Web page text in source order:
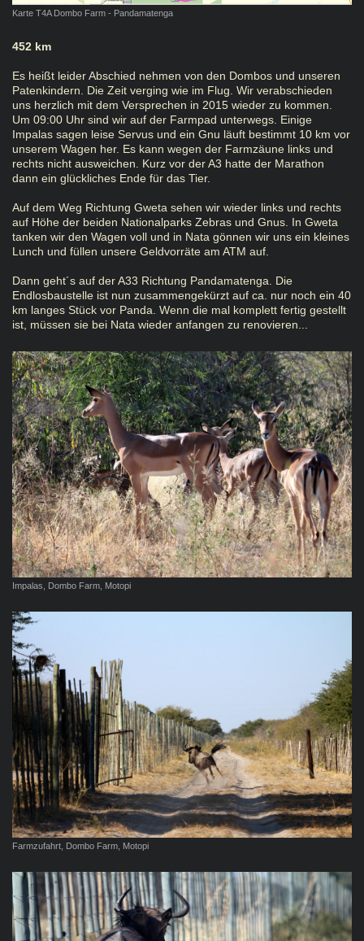
Karte T4A Dombo Farm - Pandamatenga
452 km
Es heißt leider Abschied nehmen von den Dombos und unseren
Patenkindern. Die Zeit verging wie im Flug. Wir verabschieden
uns herzlich mit dem Versprechen in 2015 wieder zu kommen.
Um 09:00 Uhr sind wir auf der Farmpad unterwegs. Einige
Impalas sagen leise Servus und ein Gnu läuft bestimmt 10 km vor
unserem Wagen her. Es kann wegen der Farmzäune links und
rechts nicht ausweichen. Kurz vor der A3 hatte der Marathon
dann ein glückliches Ende für das Tier.
Auf dem Weg Richtung Gweta sehen wir wieder links und rechts
auf Höhe der beiden Nationalparks Zebras und Gnus. In Gweta
tanken wir den Wagen voll und in Nata gönnen wir uns ein kleines
Lunch und füllen unsere Geldvorräte am ATM auf.
Dann geht´s auf der A33 Richtung Pandamatenga. Die
Endlosbaustelle ist nun zusammengekürzt auf ca. nur noch ein 40
km langes Stück vor Panda. Wenn die mal komplett fertig gestellt
ist, müssen sie bei Nata wieder anfangen zu renovieren...
Impalas, Dombo Farm, Motopi
Farmzufahrt, Dombo Farm, Motopi